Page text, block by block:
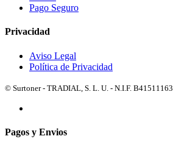
Pago Seguro
Privacidad
Aviso Legal
Política de Privacidad
© Surtoner - TRADIAL, S. L. U. - N.I.F. B41511163
Pagos y Envios